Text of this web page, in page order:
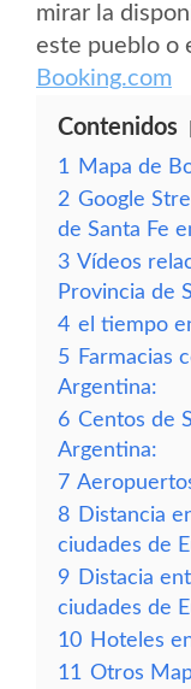
mirar la
este pueblo o
Booking.com
Contenidos
1
Mapa de
2 Google
de Santa Fe
3 Vídeos
Provincia de
4 el tiempo
5 Farmacias
Argentina:
6 Centos de
Argentina:
7
8 Distancia
ciudades de
9 Distacia
ciudades de
10 Hoteles
11 Otros